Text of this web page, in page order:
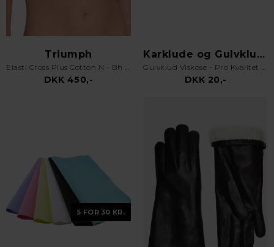
Triumph
Elasti Cross Plus Cotton N - Bh uden bøjle - Hvid
DKK 450,-
Karklude og Gulvklude
Gulvklud Viskose - Pro Kvalitet - Orange
DKK 20,-
5 FOR 30 KR.